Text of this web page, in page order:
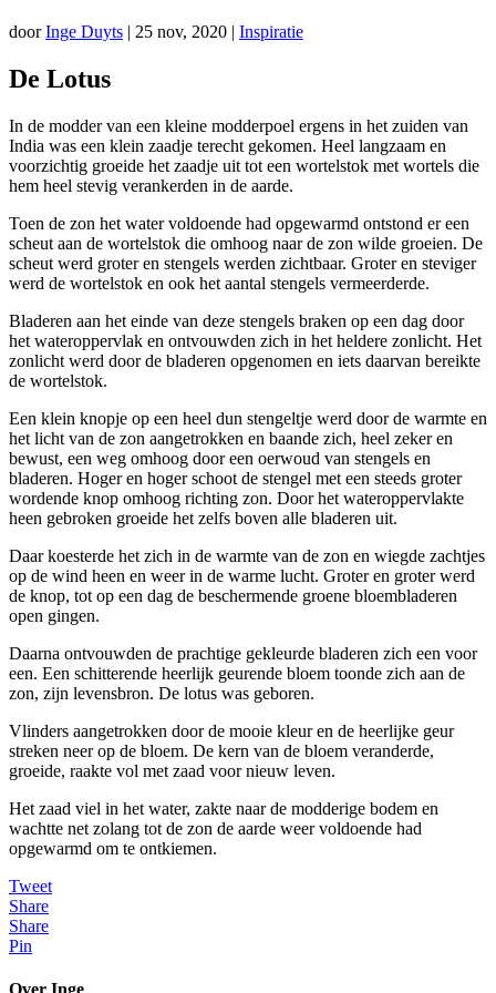
doorInge Duyts | 25 nov, 2020 | Inspiratie
De Lotus
In de modder van een kleine modderpoel ergens in het zuiden van
India was een klein zaadje terecht gekomen. Heel langzaam en
voorzichtig groeide het zaadje uit tot een wortelstok met wortels die
hem heel stevig verankerden in de aarde.
Toen de zon het water voldoende had opgewarmd ontstond er een
scheut aan de wortelstok die omhoog naar de zon wilde groeien. De
scheut werd groter en stengels werden zichtbaar. Groter en steviger
werd de wortelstok en ook het aantal stengels vermeerderde.
Bladeren aan het einde van deze stengels braken op een dag door
het wateroppervlak en ontvouwden zich in het heldere zonlicht. Het
zonlicht werd door de bladeren opgenomen en iets daarvan bereikte
de wortelstok.
Een klein knopje op een heel dun stengeltje werd door de warmte en
het licht van de zon aangetrokken en baande zich, heel zeker en
bewust, een weg omhoog door een oerwoud van stengels en
bladeren. Hoger en hoger schoot de stengel met een steeds groter
wordende knop omhoog richting zon. Door het wateroppervlakte
heen gebroken groeide het zelfs boven alle bladeren uit.
Daar koesterde het zich in de warmte van de zon en wiegde zachtjes
op de wind heen en weer in de warme lucht. Groter en groter werd
de knop, tot op een dag de beschermende groene bloembladeren
open gingen.
Daarna ontvouwden de prachtige gekleurde bladeren zich een voor
een. Een schitterende heerlijk geurende bloem toonde zich aan de
zon, zijn levensbron. De lotus was geboren.
Vlinders aangetrokken door de mooie kleur en de heerlijke geur
streken neer op de bloem. De kern van de bloem veranderde,
groeide, raakte vol met zaad voor nieuw leven.
Het zaad viel in het water, zakte naar de modderige bodem en
wachtte net zolang tot de zon de aarde weer voldoende had
opgewarmd om te ontkiemen.
Tweet
Share
Share
Pin
Over Inge